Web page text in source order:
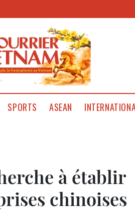
SPORTS ASEAN
à établir
chinoises